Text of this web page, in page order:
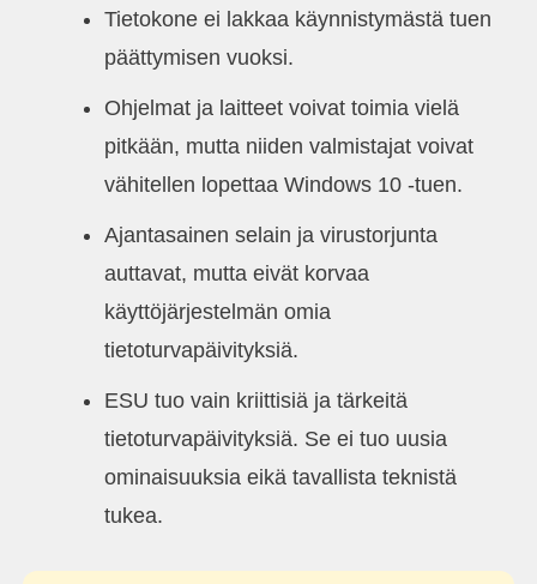
Tietokone ei lakkaa käynnistymästä tuen
päättymisen vuoksi.
Ohjelmat ja laitteet voivat toimia vielä
pitkään, mutta niiden valmistajat voivat
vähitellen lopettaa Windows 10 -tuen.
Ajantasainen selain ja virustorjunta
auttavat, mutta eivät korvaa
käyttöjärjestelmän omia
tietoturvapäivityksiä.
ESU tuo vain kriittisiä ja tärkeitä
tietoturvapäivityksiä. Se ei tuo uusia
ominaisuuksia eikä tavallista teknistä
tukea.